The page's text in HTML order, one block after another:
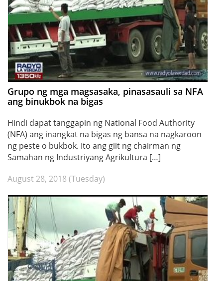
Grupo ng mga magsasaka, pinasasauli sa NFA
ang binukbok na bigas
Hindi dapat tanggapin ng National Food Authority
(NFA) ang inangkat na bigas ng bansa na nagkaroon
ng peste o bukbok. Ito ang giit ng chairman ng
Samahan ng Industriyang Agrikultura […]
August 28, 2018 (Tuesday)